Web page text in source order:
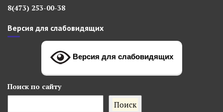
8(473) 253-00-38
Версия для слабовидящих
Версия для слабовидящих
Поиск по сайту
Поиск